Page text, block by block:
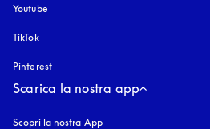
Youtube
TikTok
Pinterest
Scarica la nostra app
Scopri la nostra App